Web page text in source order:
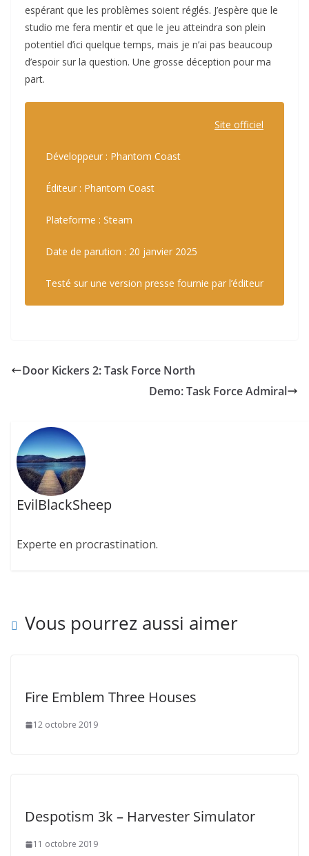
espérant que les problèmes soient réglés. J’espère que le
studio me fera mentir et que le jeu atteindra son plein
potentiel d’ici quelque temps, mais je n’ai pas beaucoup
d’espoir sur la question. Une grosse déception pour ma
part.
Site officiel
Développeur : Phantom Coast
Éditeur : Phantom Coast
Plateforme : Steam
Date de parution : 20 janvier 2025
Testé sur une version presse fournie par l’éditeur
Door Kickers 2: Task Force North
Demo: Task Force Admiral
EvilBlackSheep
Experte en procrastination.
Vous pourrez aussi aimer
Fire Emblem Three Houses
12 octobre 2019
Despotism 3k – Harvester Simulator
11 octobre 2019